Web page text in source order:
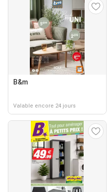
B&m
Valable encore 24 jours